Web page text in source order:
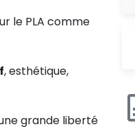
le PLA comme
, esthétique,
grande liberté